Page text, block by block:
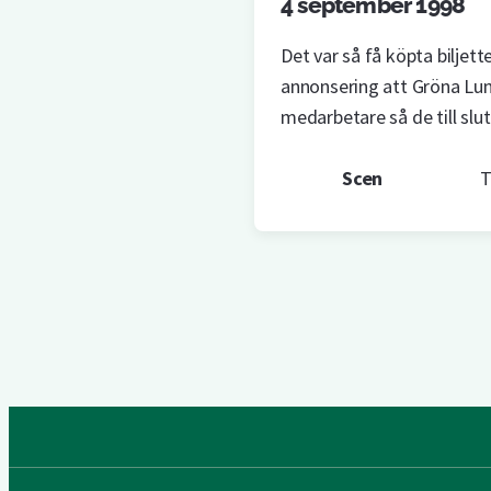
Det var så få köpta
annonsering att Gröna
medarbetare så de till
Scen